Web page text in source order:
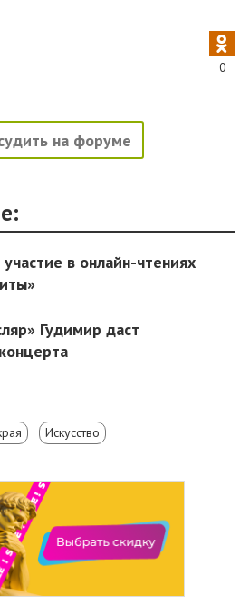
0
на форуме
в онлайн-чтениях
Гудимир даст
Искусство